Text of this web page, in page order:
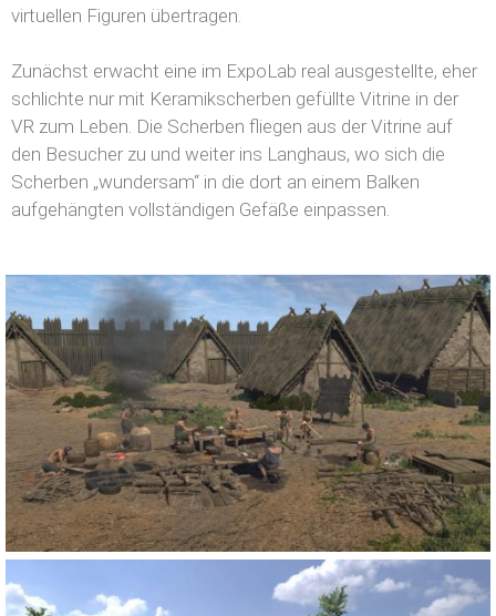
virtuellen Figuren übertragen.
Zunächst erwacht eine im ExpoLab real ausgestellte, eher
schlichte nur mit Keramikscherben gefüllte Vitrine in der
VR zum Leben. Die Scherben fliegen aus der Vitrine auf
den Besucher zu und weiter ins Langhaus, wo sich die
Scherben „wundersam“ in die dort an einem Balken
aufgehängten vollständigen Gefäße einpassen.